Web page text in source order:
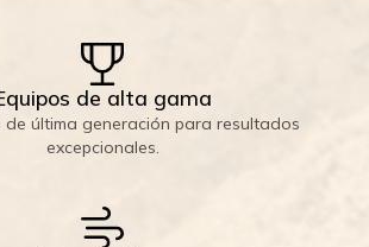
de alta gama
de última generación para resultados
excepcionales.